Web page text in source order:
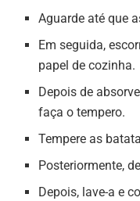
Aguarde até que
Em seguida,
papel de cozinha.
Depois de
faça o tempero.
Tempere as
Posteriormente,
Depois, lave-a e